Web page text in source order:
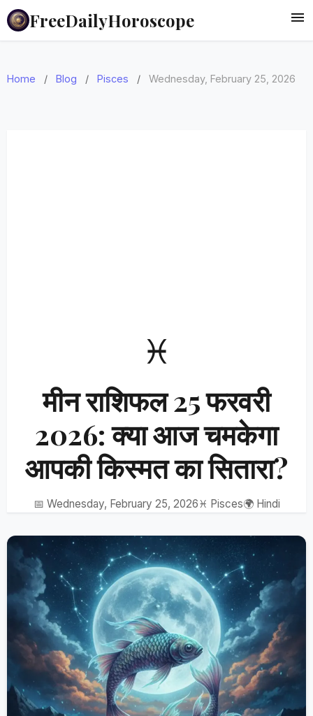
FreeDailyHoroscope
Home / Blog / Pisces / Wednesday, February 25, 2026
♓
मीन राशिफल 25 फरवरी
2026: क्या आज चमकेगा
आपकी किस्मत का सितारा?
📅 Wednesday, February 25, 2026♓ Pisces🌍 Hindi